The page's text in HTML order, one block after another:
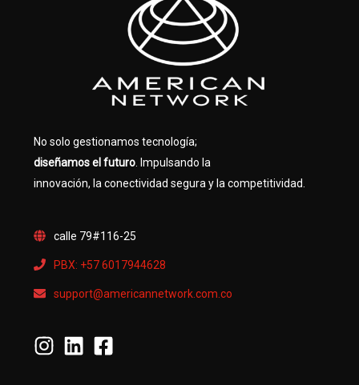
No solo gestionamos tecnología;
diseñamos el futuro. Impulsando la
innovación, la conectividad segura y la competitividad.
calle 79#116-25
PBX: +57 6017944628
support@americannetwork.com.co